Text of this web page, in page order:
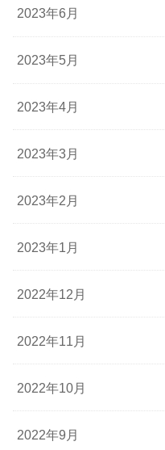
2023年6月
2023年5月
2023年4月
2023年3月
2023年2月
2023年1月
2022年12月
2022年11月
2022年10月
2022年9月